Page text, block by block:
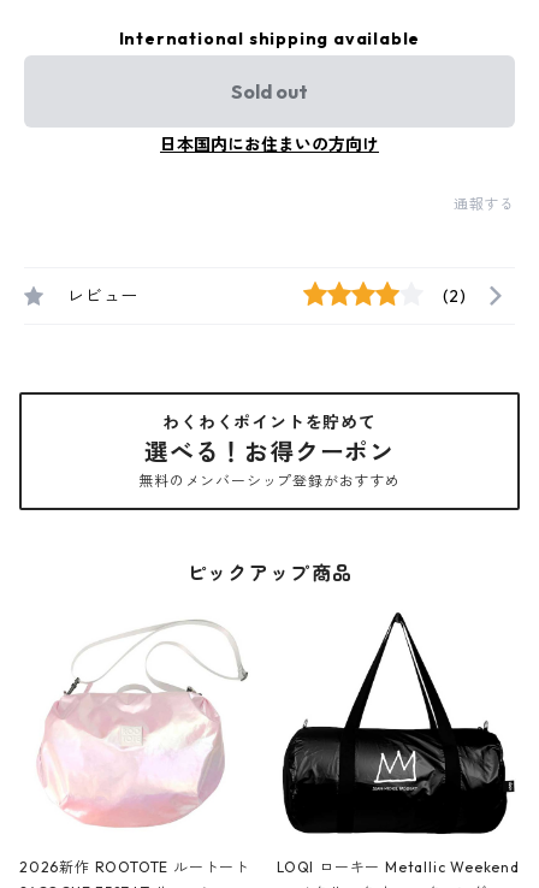
International shipping available
Sold out
日本国内にお住まいの方向け
通報する
レビュー (2)
わくわくポイントを貯めて
選べる！お得クーポン
無料のメンバーシップ登録がおすすめ
ピックアップ商品
2026新作 ROOTOTE ルートート
LOQI ローキー Metallic Weekend